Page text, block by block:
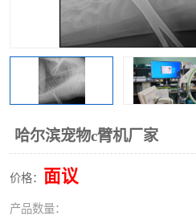
哈尔滨宠物c臂机厂家
价格： 面议
产品数量：